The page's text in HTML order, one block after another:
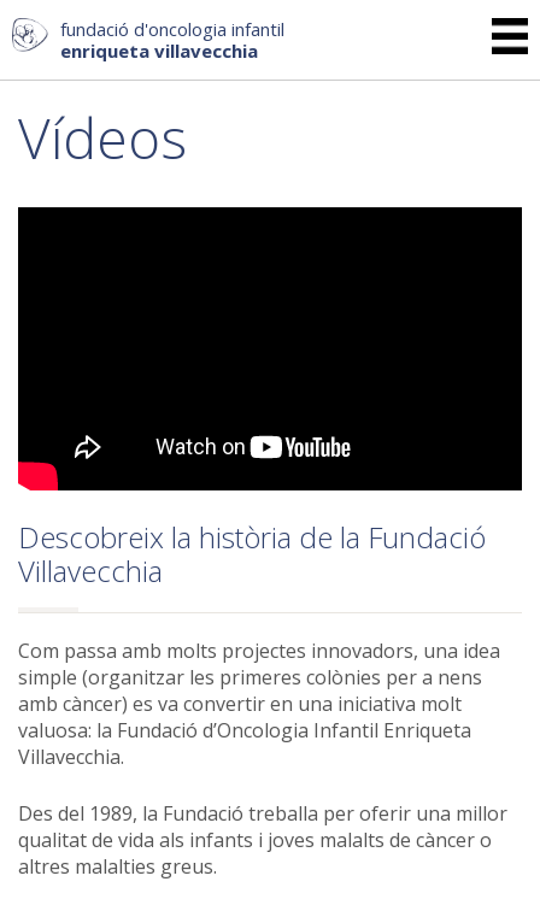
fundació d'oncologia infantil
enriqueta villavecchia
Vídeos
Descobreix la història de la Fundació
Villavecchia
Com passa amb molts projectes innovadors, una idea
simple (organitzar les primeres colònies per a nens
amb càncer) es va convertir en una iniciativa molt
valuosa: la Fundació d’Oncologia Infantil Enriqueta
Villavecchia.
Des del 1989, la Fundació treballa per oferir una millor
qualitat de vida als infants i joves malalts de càncer o
altres malalties greus.